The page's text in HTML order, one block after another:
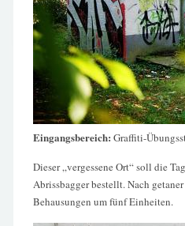
Eingangsbereich: Graffiti-
Dieser „vergessene Ort“ soll die
Abrissbagger bestellt. Nach
Behausungen um fünf Einheiten.